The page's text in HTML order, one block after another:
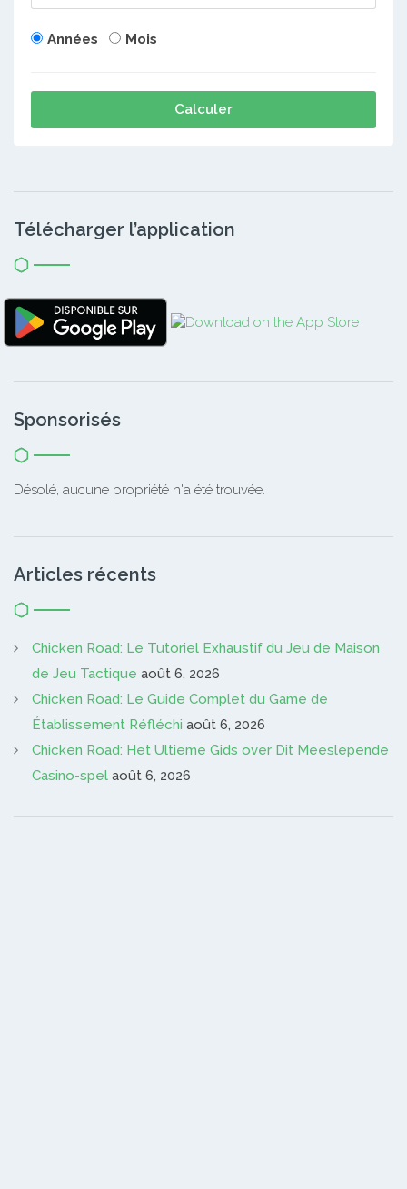
Années Mois
Calculer
Télécharger l’application
Sponsorisés
Désolé, aucune propriété n'a été trouvée.
Articles récents
Chicken Road: Le Tutoriel Exhaustif du Jeu de Maison
de Jeu Tactique août 6, 2026
Chicken Road: Le Guide Complet du Game de
Établissement Réfléchi août 6, 2026
Chicken Road: Het Ultieme Gids over Dit Meeslepende
Casino-spel août 6, 2026